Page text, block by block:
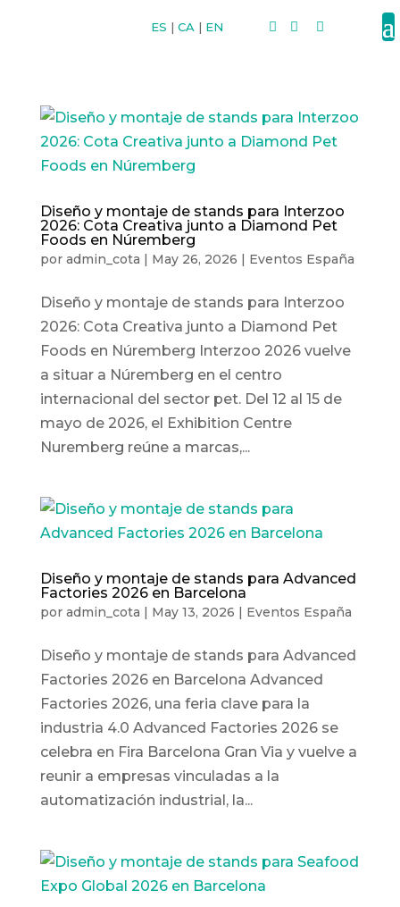
  
ES | CA | EN
Diseño y montaje de stands para Interzoo
2026: Cota Creativa junto a Diamond Pet
Foods en Núremberg
por admin_cota | May 26, 2026 | Eventos España
Diseño y montaje de stands para Interzoo
2026: Cota Creativa junto a Diamond Pet
Foods en Núremberg Interzoo 2026 vuelve
a situar a Núremberg en el centro
internacional del sector pet. Del 12 al 15 de
mayo de 2026, el Exhibition Centre
Nuremberg reúne a marcas,...
Diseño y montaje de stands para Advanced
Factories 2026 en Barcelona
por admin_cota | May 13, 2026 | Eventos España
Diseño y montaje de stands para Advanced
Factories 2026 en Barcelona Advanced
Factories 2026, una feria clave para la
industria 4.0 Advanced Factories 2026 se
celebra en Fira Barcelona Gran Via y vuelve a
reunir a empresas vinculadas a la
automatización industrial, la...